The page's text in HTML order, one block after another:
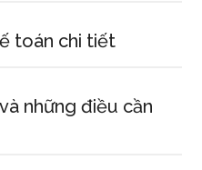
toán chi tiết
những điều cần